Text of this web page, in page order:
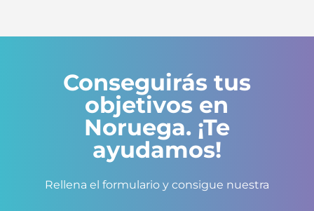
Conseguirás tus
objetivos en
Noruega. ¡Te
ayudamos!
Rellena el formulario y consigue nuestra